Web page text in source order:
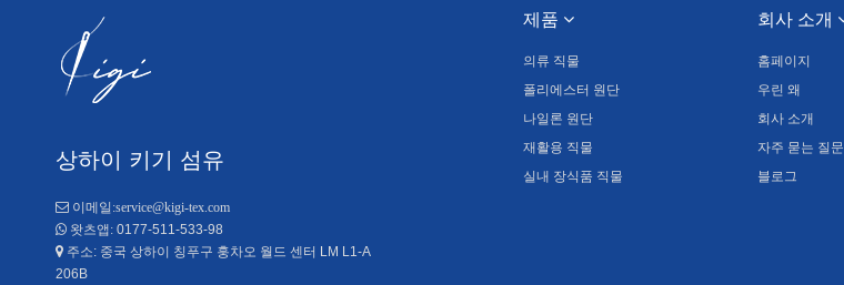
상하이 키기 섬유
 이메일:service@kigi-tex.com
 왓츠앱: 0177-511-533-98
 주소: 중국 상하이 칭푸구 훙차오 월드 센터 LM L1-A
206B
제품
의류 직물
폴리에스터 원단
나일론 원단
재활용 직물
실내 장식품 직물
회사 소개
홈페이지
우린 왜
회사 소개
자주 묻는 질문
블로그